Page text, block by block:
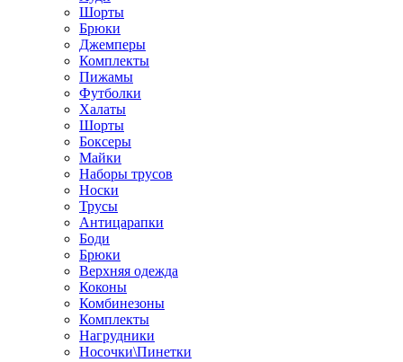
Шорты
Брюки
Джемперы
Комплекты
Пижамы
Футболки
Халаты
Шорты
Боксеры
Майки
Наборы трусов
Носки
Трусы
Антицарапки
Боди
Брюки
Верхняя одежда
Коконы
Комбинезоны
Комплекты
Нагрудники
Носочки\Пинетки